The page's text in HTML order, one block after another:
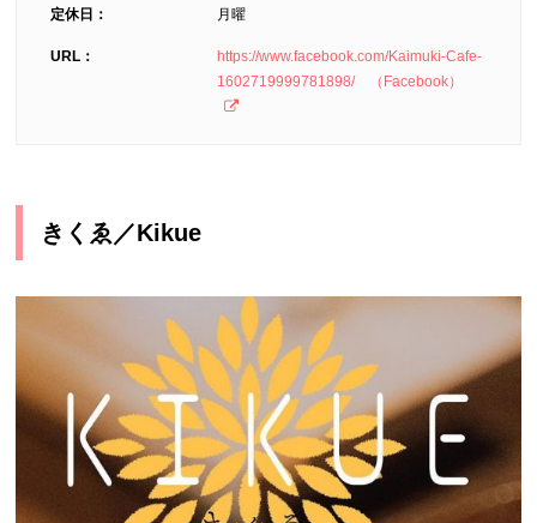
定休日： 月曜
URL：
https://www.facebook.com/Kaimuki-Cafe-
1602719999781898/ （Facebook）
きくゑ／Kikue